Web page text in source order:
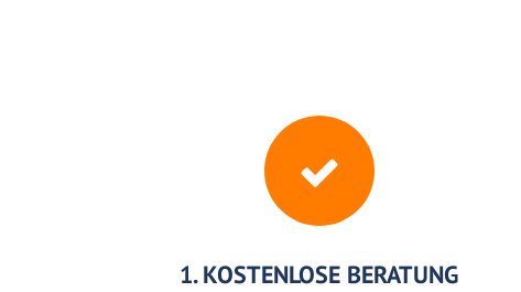
1. KOSTENLOSE BERATUNG